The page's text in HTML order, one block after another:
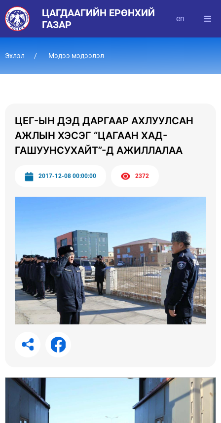
ЦАГДААГИЙН ЕРӨНХИЙ
ГАЗАР
en
Эхлэл Мэдээ мэдээлэл
ЦЕГ-ЫН ДЭД ДАРГААР АХЛУУЛСАН
АЖЛЫН ХЭСЭГ “ЦАГААН ХАД-
ГАШУУНСУХАЙТ”-Д АЖИЛЛАЛАА
2017-12-08 00:00:00 2372